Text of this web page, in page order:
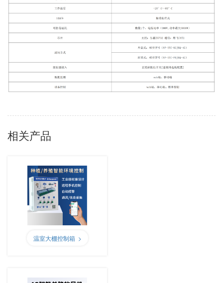
相关产品
温室大棚控制箱 >